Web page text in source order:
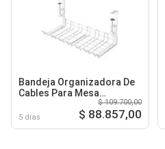
Bandeja Organizadora De
Cables Para Mesa
Escritorio De Metal
5 días
$ 109.700,00
$ 88.857,00